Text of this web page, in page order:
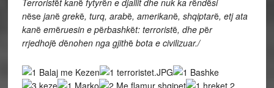
Terroristët kanëfytyrën e djallit dhe nuk ka rëndësi
nëse janëgrekë, turq, arabë, amerikanë, shqiptarë, etj ata
kanëemëruesin e përbashkët: terroristë, dhe për
rrjedhojëdënohen nga gjithëbota e civilizuar./